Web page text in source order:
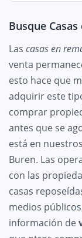
Busque
Las casas en
venta
esto hace que
adquirir este
comprar
antes que se
está en
Buren. Las
con las
casas
medios
información de